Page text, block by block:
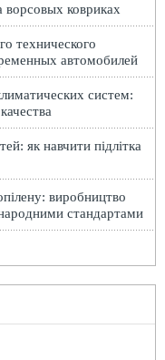
ворсовых ковриках
технического
автомобилей
систем:
як навчити підлітка
виробництво
стандартами